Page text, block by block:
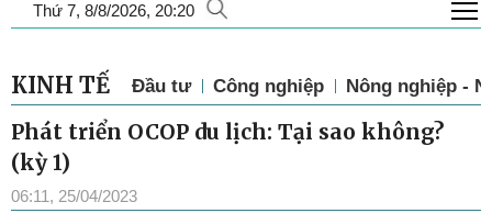
Thứ 7, 8/8/2026, 20:20
KINH TẾ Đầu tư Công nghiệp Nông nghiệp -
Phát triển OCOP du lịch: Tại sao không?
(kỳ 1)
06:11, 25/04/2023